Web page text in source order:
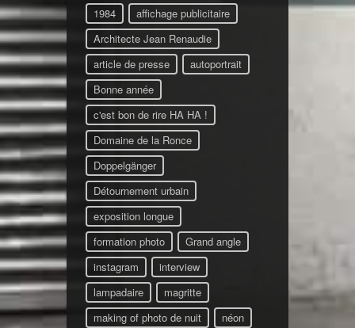
1984
affichage publicitaire
Architecte Jean Renaudie
article de presse
autoportrait
Bonne année
c'est bon de rire HA HA !
Domaine de la Ronce
Doppelgänger
Détournement urbain
exposition longue
formation photo
Grand angle
instagram
interview
lampadaire
magritte
making of photo de nuit
néon